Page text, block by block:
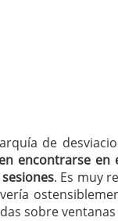
de
encontrarse en
. Es muy
sobre